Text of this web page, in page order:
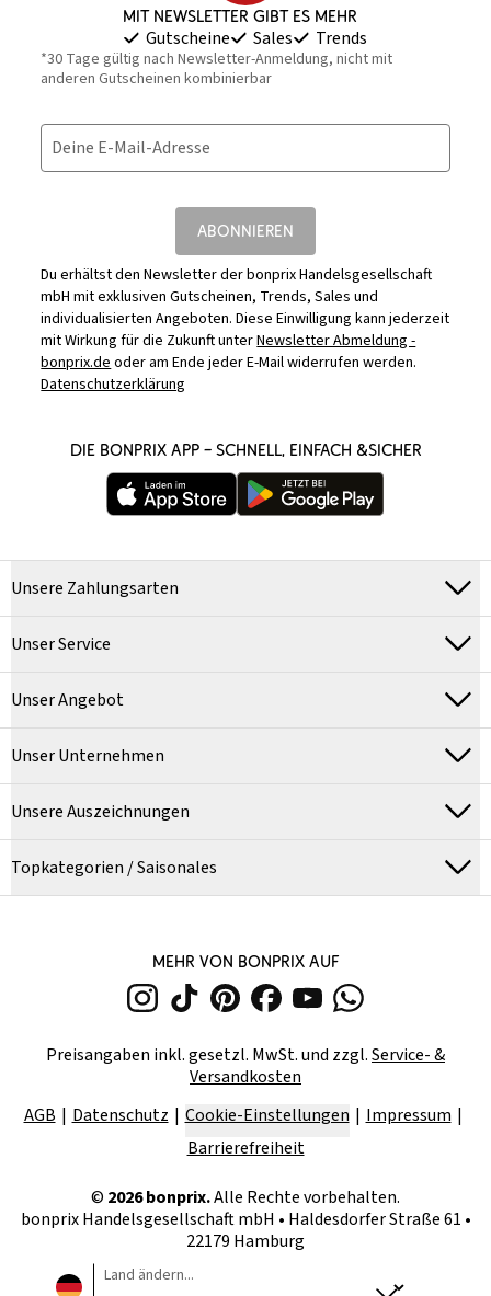
Mit Newsletter gibt es mehr
Gutscheine Sales Trends
*30 Tage gültig nach Newsletter-Anmeldung, nicht mit
anderen Gutscheinen kombinierbar
Deine E-Mail-Adresse
ABONNIEREN
Du erhältst den Newsletter der bonprix Handelsgesellschaft
mbH mit exklusiven Gutscheinen, Trends, Sales und
individualisierten Angeboten. Diese Einwilligung kann jederzeit
mit Wirkung für die Zukunft unterNewsletter Abmeldung -
bonprix.deoder am Ende jeder E-Mail widerrufen werden.
Datenschutzerklärung
DIE BONPRIX APP – SCHNELL, EINFACH &SICHER
Unsere Zahlungsarten
Unser Service
Unser Angebot
Unser Unternehmen
Unsere Auszeichnungen
Topkategorien / Saisonales
MEHR VON BONPRIX AUF
Preisangaben inkl. gesetzl. MwSt. und zzgl.Service- &
Versandkosten
AGB
Datenschutz Cookie-Einstellungen
Impressum
Barrierefreiheit
© 2026bonprix.Alle Rechte vorbehalten.
bonprix Handelsgesellschaft mbH • Haldesdorfer Straße 61 •
22179 Hamburg
Land ändern...